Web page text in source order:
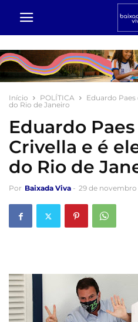
Início POLÍTICA
Eduardo
do Rio de Janeiro
Eduardo
Crivella e é
do Rio de
Por Baixada Viva - 29 de novembro